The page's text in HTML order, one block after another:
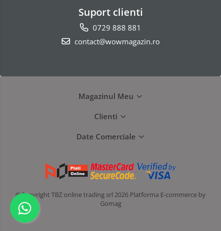
Suport clienti
0729 888 881
contact@wowmagazin.ro
Magazinul Meu
Clienti
Date Comerciale
©Copyright TBZ online trading srl 2026 Platforma E-commerce by
Gomag